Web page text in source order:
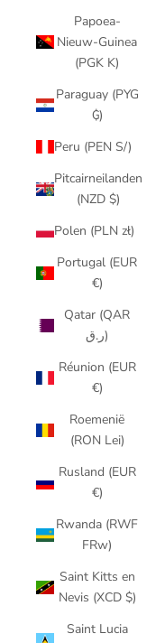
Papoea-
Nieuw-Guinea
(PGK K)
Paraguay (PYG
₲)
Peru (PEN S/)
Pitcairneilanden
(NZD $)
Polen (PLN zł)
Portugal (EUR
€)
Qatar (QAR
ر.ق)
Réunion (EUR
€)
Roemenië
(RON Lei)
Rusland (EUR
€)
Rwanda (RWF
FRw)
Saint Kitts en
Nevis (XCD $)
Saint Lucia